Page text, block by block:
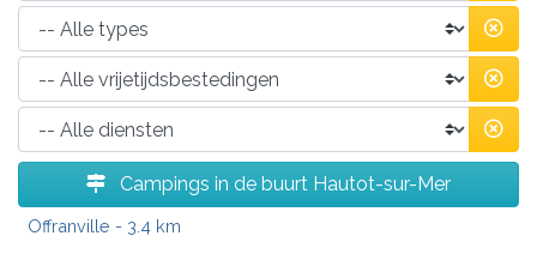
Campings in de buurt Hautot-sur-Mer
Offranville - 3.4 km